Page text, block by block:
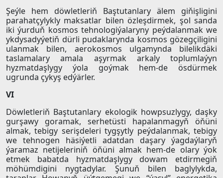
Şeýle hem döwletleriň Baştutanlary älem giňişligini
parahatçylykly maksatlar bilen özleşdirmek, şol sanda
iki ýurduň kosmos tehnologiýalaryny peýdalanmak we
ykdysadyýetiň dürli pudaklarynda kosmos gözegçiligini
ulanmak bilen, aerokosmos ulgamynda bilelikdäki
taslamalary amala aşyrmak arkaly toplumlaýyn
hyzmatdaşlygy ýola goýmak hem-de ösdürmek
ugrunda çykyş edýärler.
VI
Döwletleriň Baştutanlary ekologik howpsuzlygy, daşky
gurşawy goramak, serhetüsti hapalanmagyň öňüni
almak, tebigy serişdeleri tygşytly peýdalanmak, tebigy
we tehnogen häsiýetli adatdan daşary ýagdaýlaryň
ýaramaz netijeleriniň öňüni almak hem-de olary ýok
etmek babatda hyzmatdaşlygy dowam etdirmegiň
möhümdigini nygtadylar. Şunuň bilen baglylykda,